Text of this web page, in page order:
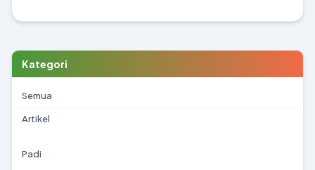
Kategori
Semua
Artikel
Padi